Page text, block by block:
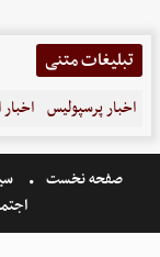
تبلیغات متنی
اخبار پرسپولیس
صفحه نخست